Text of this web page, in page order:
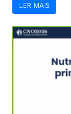
LER MAIS